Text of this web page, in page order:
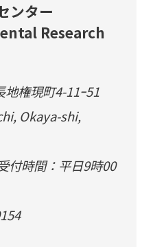
ンター
Research
地権現町4-11ｰ51
Okaya-shi,
付時間：平日9時00